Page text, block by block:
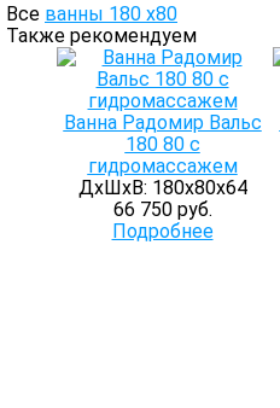
Все ванны 180 х80
Также рекомендуем
Ванна Радомир Вальс
180 80 с
гидромассажем
ДхШхВ: 180х80х64
66 750 руб.
Подробнее